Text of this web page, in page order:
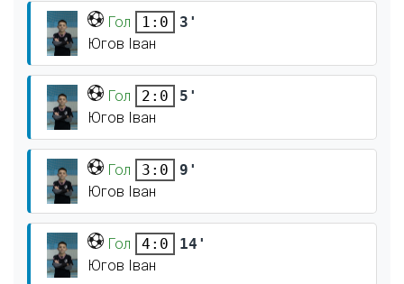
Гол 1:0
3'
Югов Іван
Гол 2:0
5'
Югов Іван
Гол 3:0
9'
Югов Іван
Гол 4:0
14'
Югов Іван